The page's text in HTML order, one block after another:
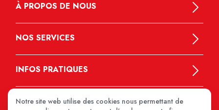
À PROPOS DE NOUS
NOS SERVICES
INFOS PRATIQUES
Notre site web utilise des cookies nous permettant de